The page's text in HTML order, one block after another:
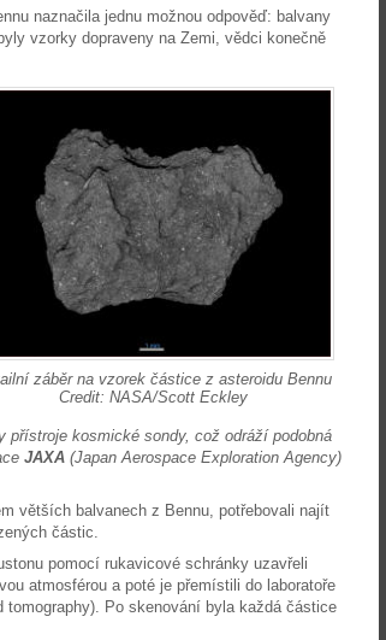
naznačila jednu možnou odpověď: balvany
vzorky dopraveny na Zemi, vědci konečně
záběr na vzorek částice z asteroidu Bennu
Credit: NASA/Scott Eckley
kosmické sondy, což odráží podobná
JAXA (Japan Aerospace Exploration Agency)
větších balvanech z Bennu, potřebovali najít
částic.
pomocí rukavicové schránky uzavřeli
atmosférou a poté je přemístili do laboratoře
tomography). Po skenování byla každá částice